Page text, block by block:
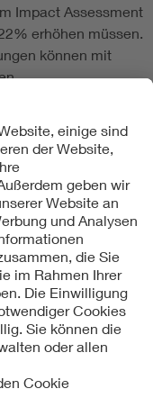
Impact Assessment
erhöhen müssen.
können mit